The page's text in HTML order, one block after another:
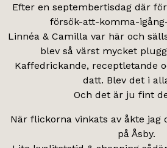
Efter en septembertisdag där
försök-att-komma-
Linnéa & Camilla var här och
blev så värst mycket
Kaffedrickande, receptletande
datt. Blev det i
Och det är ju fint
När flickorna vinkats av åkte jag
på Åsby.